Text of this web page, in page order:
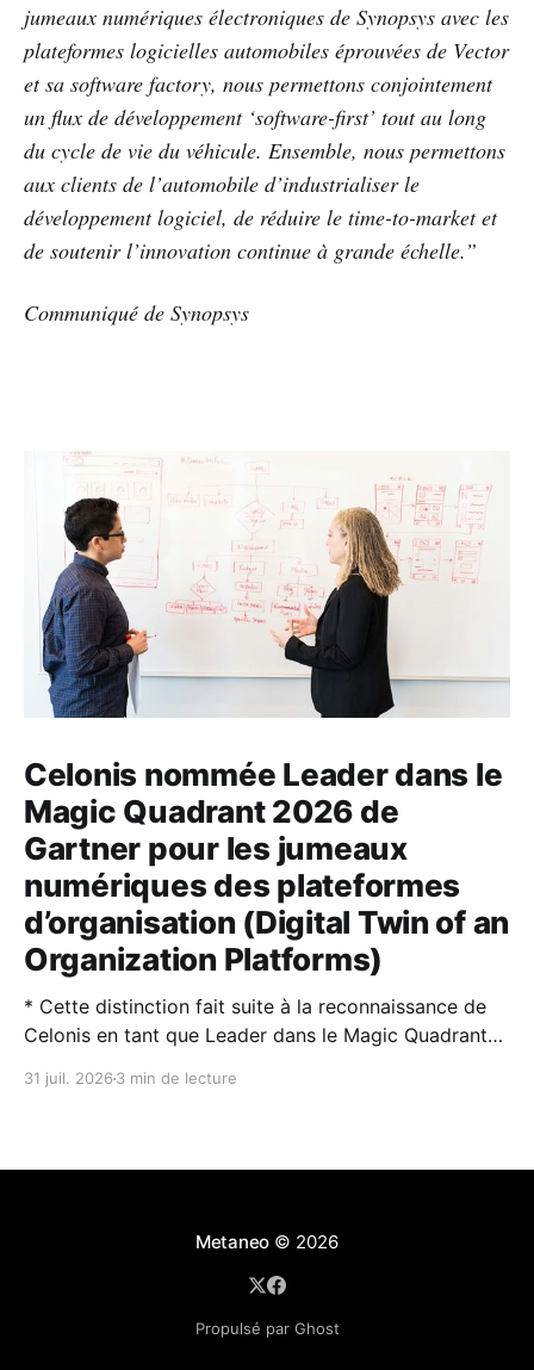
jumeaux numériques électroniques de Synopsys avec les
plateformes logicielles automobiles éprouvées de Vector
et sa software factory, nous permettons conjointement
un flux de développement ‘software-first’ tout au long
du cycle de vie du véhicule. Ensemble, nous permettons
aux clients de l’automobile d’industrialiser le
développement logiciel, de réduire le time-to-market et
de soutenir l’innovation continue à grande échelle.”
Communiqué de Synopsys
Celonis nommée Leader dans le
Magic Quadrant 2026 de
Gartner pour les jumeaux
numériques des plateformes
d’organisation (Digital Twin of an
Organization Platforms)
* Cette distinction fait suite à la reconnaissance de
Celonis en tant que Leader dans le Magic Quadrant™
jumeaux numériques d’organisation (DTO) et
31 juil. 2026 3 min de lecture
Metaneo © 2026
Propulsé par Ghost